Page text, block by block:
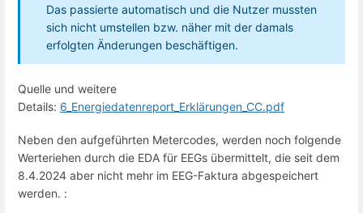
Das passierte automatisch und die Nutzer mussten
sich nicht umstellen bzw. näher mit der damals
erfolgten Änderungen beschäftigen.
Quelle und weitere
Details: 6_Energiedatenreport_Erklärungen_CC.pdf
Neben den aufgeführten Metercodes, werden noch folgende
Werteriehen durch die EDA für EEGs übermittelt, die seit dem
8.4.2024 aber nicht mehr im EEG-Faktura abgespeichert
werden. :